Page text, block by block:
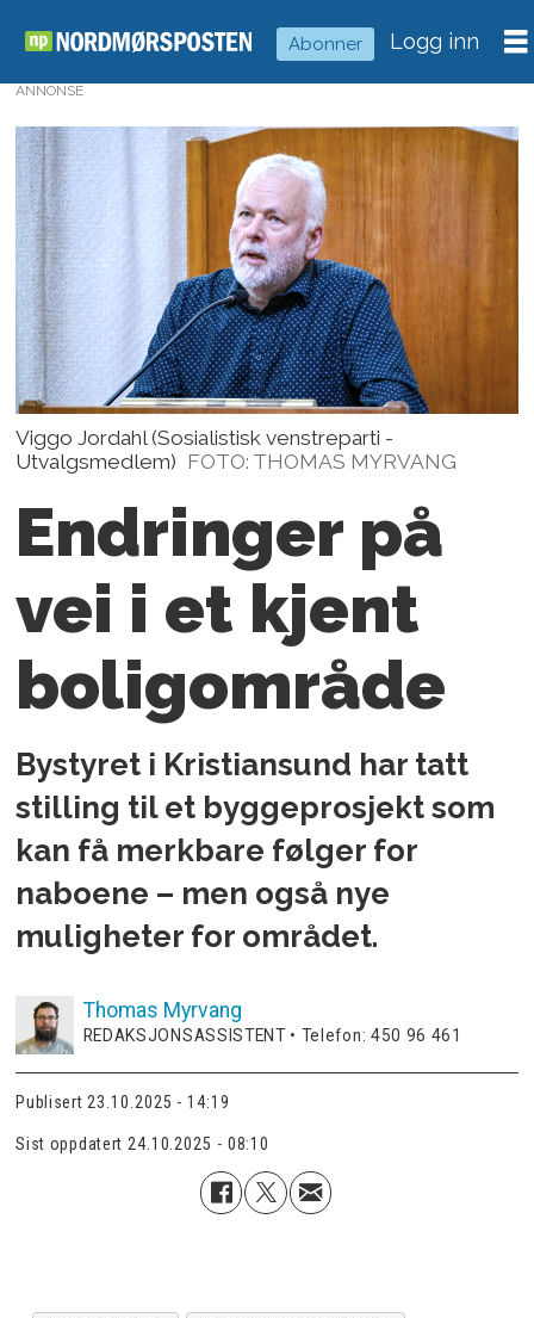
Abonner Logg inn
ANNONSE
Viggo Jordahl (Sosialistisk venstreparti -
Utvalgsmedlem) FOTO: THOMAS MYRVANG
Endringer på
vei i et kjent
boligområde
Bystyret i Kristiansund har tatt
stilling til et byggeprosjekt som
kan få merkbare følger for
naboene – men også nye
muligheter for området.
Thomas Myrvang
REDAKSJONSASSISTENT • Telefon: 450 96 461
Publisert 23.10.2025 - 14:19
Sist oppdatert 24.10.2025 - 08:10